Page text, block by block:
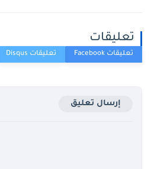
تعليقات
إرسال تعليق